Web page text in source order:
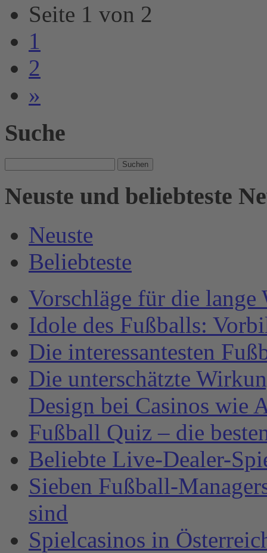
Seite 1 von 2
1
2
»
Suche
nach:
Neuste und beliebteste
Neuste
Beliebteste
Vorschläge für die lange
Idole des Fußballs:
Die interessantesten
Die unterschätzte
Design bei Casinos wie
Fußball Quiz – die
Beliebte Live-Dealer-
Sieben Fußball-
sind
Spielcasinos in